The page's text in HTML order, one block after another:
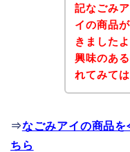
記なごみ
イの商品
きました
興味のあ
れてみて
⇒なごみアイの商品を
ちら